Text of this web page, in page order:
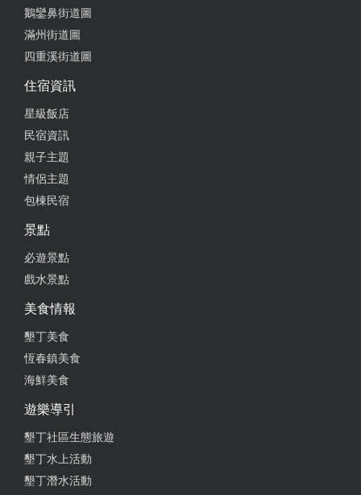
最南，到處海濤打上而形成的石灘小洞，海邊因雙面
風向行程漂亮海浪，路因為大小石礫層次不齊所以不
好走，精良減輕身上物品輕着好走球鞋，手拿拐杖裝
部落風光很有特色，環境優美，生態維護的很好，值
得前往遊覧。
阿朗貮二主要入口處，經由當地導覽員解說相關生態
環境，獲得不錯的知識。
原）,這兩個是新開放的生態保護區,要前往時必須在
42天前,向墾丁國家公園管理處提出申請,每天以200人
鵝鑾鼻街道圖
滿州街道圖
四重溪街道圖
住宿資訊
星級飯店
民宿資訊
親子主題
情侶主題
包棟民宿
景點
必遊景點
戲水景點
美食情報
墾丁美食
恆春鎮美食
海鮮美食
遊樂導引
墾丁社區生態旅遊
墾丁水上活動
墾丁潛水活動